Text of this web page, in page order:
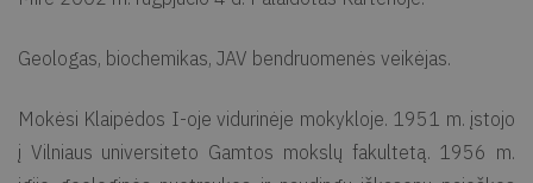
Geologas, biochemikas, JAV bendruomenės veikėjas.
Mokėsi Klaipėdos I-oje vidurinėje mokykloje. 1951 m. įstojo
į Vilniaus universiteto Gamtos mokslų fakultetą. 1956 m.